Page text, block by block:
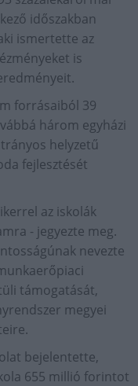
időszakban
ismertette az
is
forrásaiból 39
három egyházi
helyzetű
fejlesztését
az iskolák
- jegyezte meg.
nevezte
támogatását,
megyei
bejelentette,
655 millió forintot